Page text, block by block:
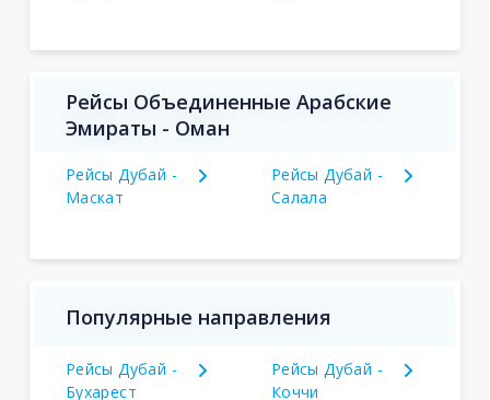
Рейсы Объединенные Арабские
Эмираты - Оман
Рейсы Дубай -
Маскат
Рейсы Дубай -
Салала
Популярные направления
Рейсы Дубай -
Бухарест
Рейсы Дубай -
Коччи